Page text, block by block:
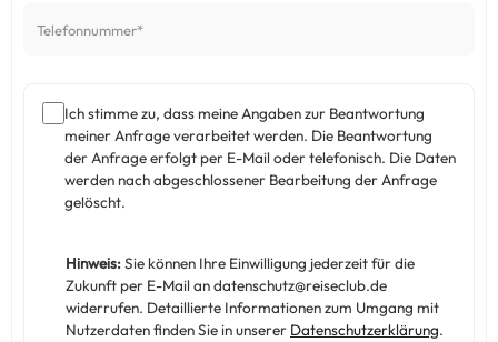
Ich stimme zu, dass meine Angaben zur Beantwortung
meiner Anfrage verarbeitet werden. Die Beantwortung
der Anfrage erfolgt per E-Mail oder telefonisch. Die Daten
werden nach abgeschlossener Bearbeitung der Anfrage
gelöscht.
Hinweis:Sie können Ihre Einwilligung jederzeit für die
Zukunft per E-Mail an datenschutz@reiseclub.de
widerrufen. Detaillierte Informationen zum Umgang mit
Nutzerdaten finden Sie in unserer Datenschutzerklärung.